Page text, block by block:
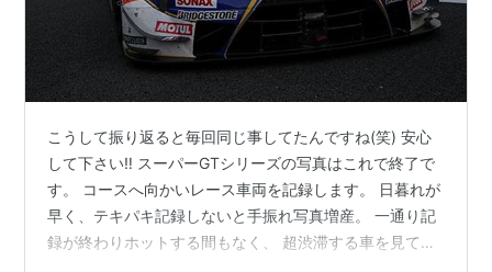
2月28日
ニコニコ動画の視聴にログインが不要に
安倍晋三首相、今国会で成立を目指す働き方改革関
連法案のうち、裁量労働制の適用範囲を拡大する部
分の削除を表明
3月の出来事
こうして振り返ると毎回同じ事してたんですね(笑) 安心
して下さい‼ スーパーGTシリーズの写真はこれで終了で
す。 コースへ向かいレース車両を記録します。 日暮れが
早く、テキパキ記録しないと手振れ写真増産。 一通り記
録が終わりホットする間もなく、 超渋滞する車を見て焦